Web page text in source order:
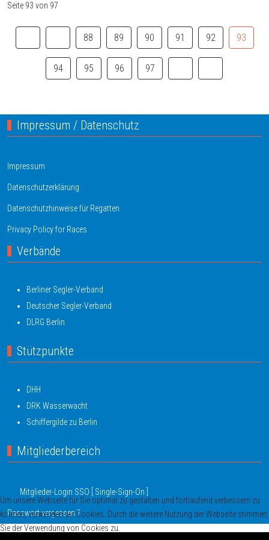
Seite 93 von 97
88 89 90 91 92 93
94 95 96 97
Impressum / Datenschutz
Impressum
Datenschutzerklärung
Datenschutzhinweise für Regatten
Privacy Policy for Races
Verbände
Berliner Segler-Verband
Deutscher Segler-Verband
DLRG Berlin
Stützpunkte
DHH
DRK Wasserwacht
Schiffergilde zu Berlin
Mitgliederbereich
Mitglieder-Login SSO [ Single-Sign-On ]
Passwort vergessen ?
Um unsere Webseite für Sie optimal zu gestalten und fortlaufend verbessern zu
können, verwenden wir Cookies. Durch die weitere Nutzung der Webseite stimmen
Sie der Verwendung von Cookies zu.